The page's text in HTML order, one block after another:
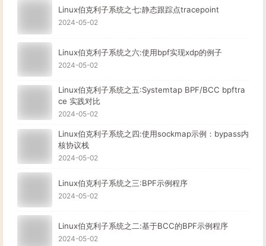
Linux伯克利子系统之七:静态跟踪点tracepoint
2024-05-02
Linux伯克利子系统之六:使用bpf实现xdp的例子
2024-05-02
Linux伯克利子系统之五:Systemtap BPF/BCC bpftra
ce 实践对比
2024-05-02
Linux伯克利子系统之四:使用sockmap示例：bypass内
核协议栈
2024-05-02
Linux伯克利子系统之三:BPF示例程序
2024-05-02
Linux伯克利子系统之二:基于BCC的BPF示例程序
2024-05-02